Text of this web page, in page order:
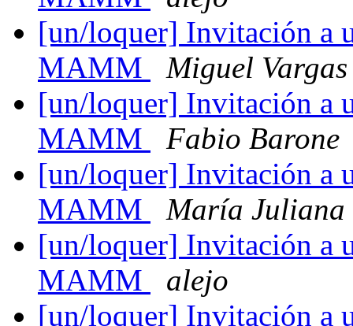
[un/loquer] Invitación a
MAMM
Miguel Vargas
[un/loquer] Invitación a
MAMM
Fabio Barone
[un/loquer] Invitación a
MAMM
María Juliana
[un/loquer] Invitación a
MAMM
alejo
[un/loquer] Invitación a